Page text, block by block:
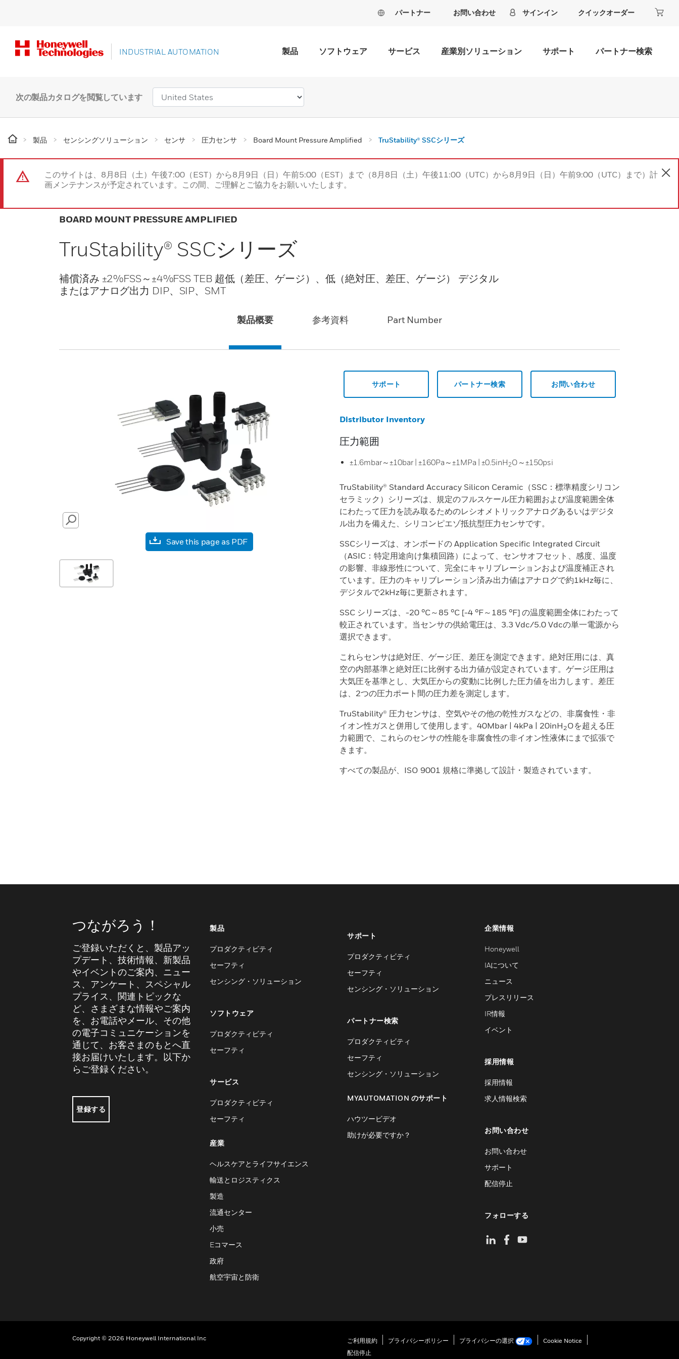
パートナー お問い合わせ サインイン クイックオーダー
INDUSTRIAL AUTOMATION 製品 ソフトウェア サービス 産業別ソリューション サポート パートナー検索
次の製品カタログを閲覧しています
製品 センシングソリューション センサ 圧力センサ Board Mount Pressure Amplified TruStability® SSCシリーズ
このサイトは、8月8日（土）午後7:00（EST）から8月9日（日）午前5:00（EST）まで（8月8日（土）午後11:00（UTC）から8月9日（日）午前9:00（UTC）まで）計
画メンテナンスが予定されています。この間、ご理解とご協力をお願いいたします。
BOARD MOUNT PRESSURE AMPLIFIED
TruStability® SSCシリーズ
補償済み ±2%FSS～±4%FSS TEB 超低（差圧、ゲージ）、低（絶対圧、差圧、ゲージ） デジタル
またはアナログ出力 DIP、SIP、SMT
製品概要 参考資料 Part Number
SEARCH
Save this page as PDF
サポート パートナー検索 お問い合わせ
Distributor Inventory
圧力範囲
±1.6mbar～±10bar | ±160Pa～±1MPa | ±0.5inH2O～±150psi
TruStability® Standard Accuracy Silicon Ceramic（SSC：標準精度シリコン
セラミック）シリーズは、規定のフルスケール圧力範囲および温度範囲全体
にわたって圧力を読み取るためのレシオメトリックアナログあるいはデジタ
ル出力を備えた、シリコンピエゾ抵抗型圧力センサです。
SSCシリーズは、オンボードの Application Specific Integrated Circuit
（ASIC：特定用途向け集積回路）によって、センサオフセット、感度、温度
の影響、非線形性について、完全にキャリブレーションおよび温度補正され
ています。圧力のキャリブレーション済み出力値はアナログで約1kHz毎に、
デジタルで2kHz毎に更新されます。
SSC シリーズは、-20 °C～85 °C [-4 °F～185 °F] の温度範囲全体にわたって
較正されています。当センサの供給電圧は、3.3 Vdc/5.0 Vdcの単一電源から
選択できます。
これらセンサは絶対圧、ゲージ圧、差圧を測定できます。絶対圧用には、真
空の内部基準と絶対圧に比例する出力値が設定されています。ゲージ圧用は
大気圧を基準とし、大気圧からの変動に比例した圧力値を出力します。差圧
は、2つの圧力ポート間の圧力差を測定します。
TruStability® 圧力センサは、空気やその他の乾性ガスなどの、非腐食性・非
イオン性ガスと併用して使用します。40Mbar | 4kPa | 20inH2Oを超える圧
力範囲で、これらのセンサの性能を非腐食性の非イオン性液体にまで拡張で
きます。
すべての製品が、ISO 9001 規格に準拠して設計・製造されています。
つながろう！
ご登録いただくと、製品アッ
プデート、技術情報、新製品
やイベントのご案内、ニュー
ス、アンケート、スペシャル
プライス、関連トピックな
ど、さまざまな情報やご案内
を、お電話やメール、その他
の電子コミュニケーションを
通じて、お客さまのもとへ直
接お届けいたします。以下か
らご登録ください。
登録する
製品
プロダクティビティ
セーフティ
センシング・ソリューション
ソフトウェア
プロダクティビティ
セーフティ
サービス
プロダクティビティ
セーフティ
産業
ヘルスケアとライフサイエンス
輸送とロジスティクス
製造
流通センター
小売
Eコマース
政府
航空宇宙と防衛
サポート
プロダクティビティ
セーフティ
センシング・ソリューション
パートナー検索
プロダクティビティ
セーフティ
センシング・ソリューション
MYAUTOMATION のサポート
ハウツービデオ
助けが必要ですか？
企業情報
Honeywell
IAについて
ニュース
プレスリリース
IR情報
イベント
採用情報
採用情報
求人情報検索
お問い合わせ
お問い合わせ
サポート
配信停止
フォローする
Copyright © 2026 Honeywell International Inc ご利用規約 プライバシーポリシー プライバシーの選択
Cookie Notice
配信停止